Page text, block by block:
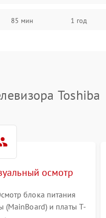
85 мин 1 год
Toshiba
осмотр
блока питания
(MainBoard) и платы T-